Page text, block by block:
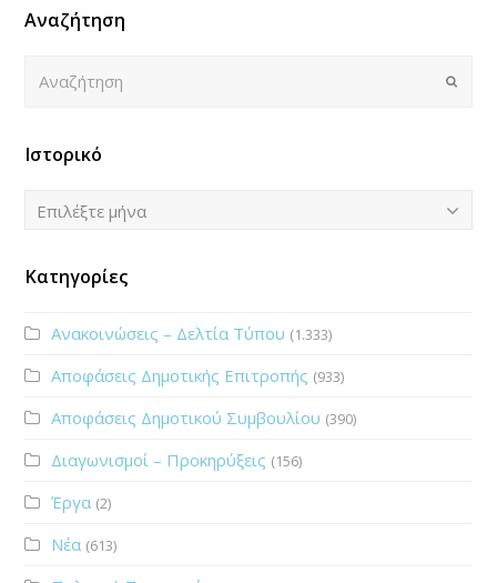
Αναζήτηση
Submit
Ιστορικό
Ιστορικό
Επιλέξτε μήνα
Κατηγορίες
Ανακοινώσεις – Δελτία Τύπου (1.333)
Αποφάσεις Δημοτικής Επιτροπής (933)
Αποφάσεις Δημοτικού Συμβουλίου (390)
Διαγωνισμοί – Προκηρύξεις (156)
Έργα (2)
Νέα (613)